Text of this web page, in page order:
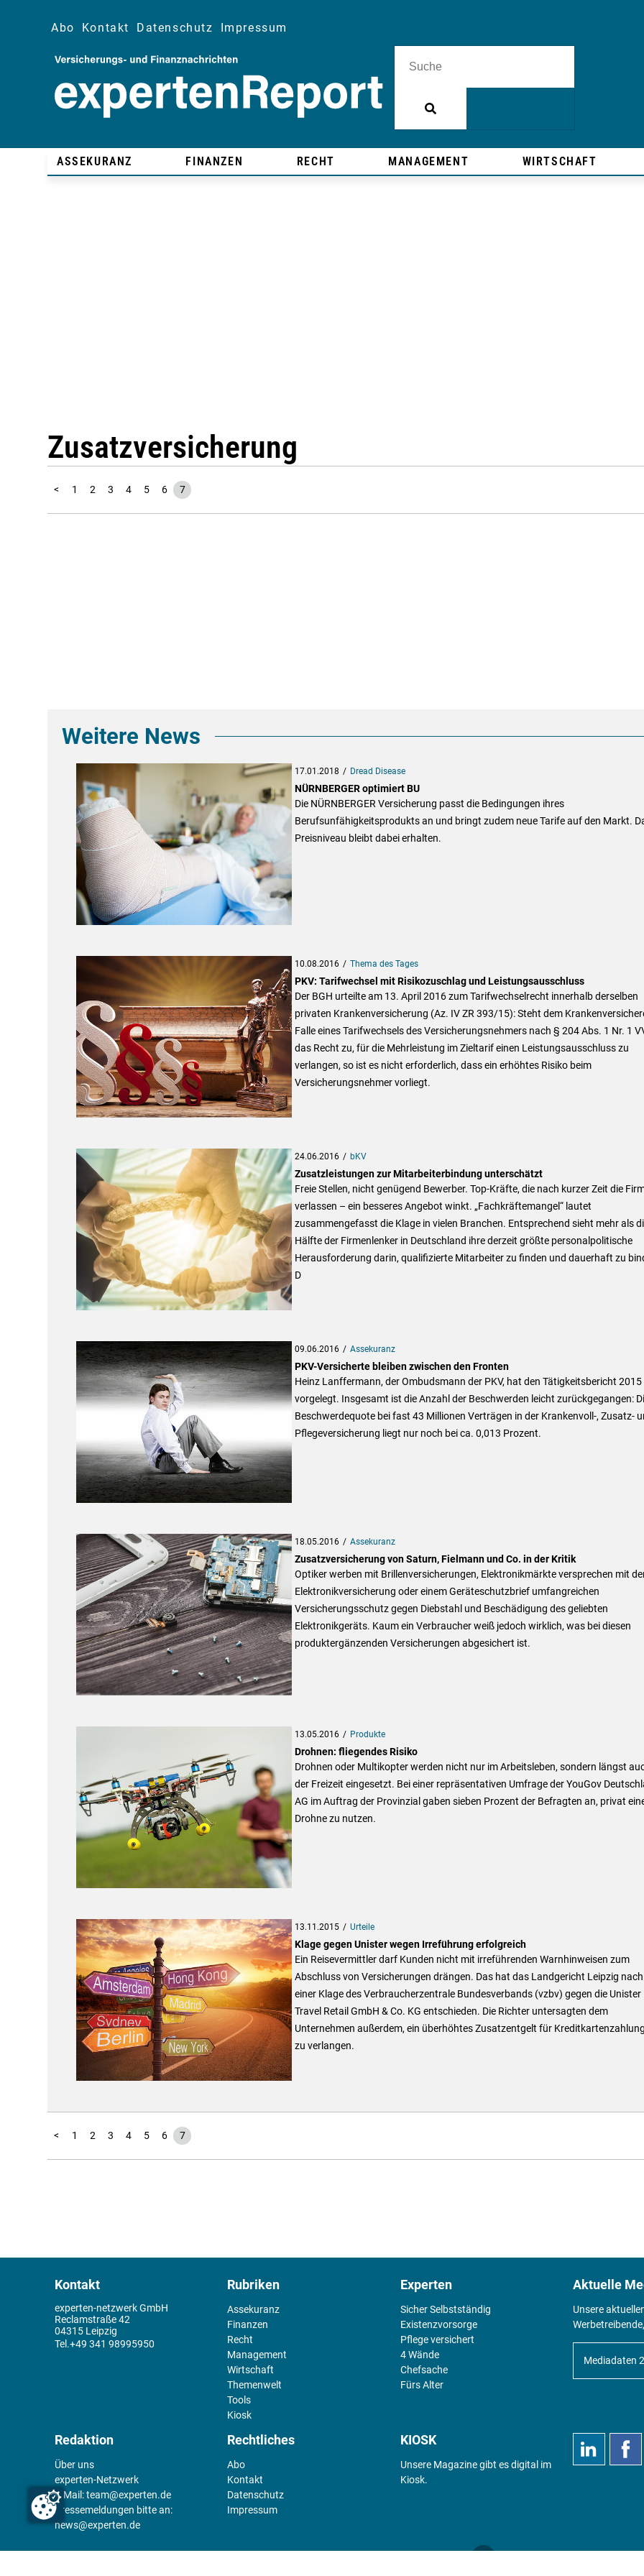
Abo Kontakt Datenschutz Impressum
ASSEKURANZ FINANZEN RECHT MANAGEMENT WIRTSCHAFT
Zusatzversicherung
< 1 2 3 4 5 6 7
Weitere News
17.01.2018 Dread Disease
NÜRNBERGER optimiert BU
Die NÜRNBERGER Versicherung passt die Bedingungen ihres
Berufsunfähigkeitsprodukts an und bringt zudem neue Tarife auf den Markt.
Preisniveau bleibt dabei erhalten.
10.08.2016 Thema des Tages
PKV: Tarifwechsel mit Risikozuschlag und Leistungsausschluss
Der BGH urteilte am 13. April 2016 zum Tarifwechselrecht innerhalb derselben
privaten Krankenversicherung (Az. IV ZR 393/15): Steht dem
Falle eines Tarifwechsels des Versicherungsnehmers nach § 204 Abs. 1 Nr. 1
das Recht zu, für die Mehrleistung im Zieltarif einen Leistungsausschluss zu
verlangen, so ist es nicht erforderlich, dass ein erhöhtes Risiko beim
Versicherungsnehmer vorliegt.
24.06.2016 bKV
Zusatzleistungen zur Mitarbeiterbindung unterschätzt
Freie Stellen, nicht genügend Bewerber. Top-Kräfte, die nach kurzer Zeit die
verlassen – ein besseres Angebot winkt. „Fachkräftemangel“ lautet
zusammengefasst die Klage in vielen Branchen. Entsprechend sieht mehr als
Hälfte der Firmenlenker in Deutschland ihre derzeit größte personalpolitische
Herausforderung darin, qualifizierte Mitarbeiter zu finden und dauerhaft zu
D
09.06.2016 Assekuranz
PKV-Versicherte bleiben zwischen den Fronten
Heinz Lanffermann, der Ombudsmann der PKV, hat den Tätigkeitsbericht 2015
vorgelegt. Insgesamt ist die Anzahl der Beschwerden leicht zurückgegangen:
Beschwerdequote bei fast 43 Millionen Verträgen in der Krankenvoll-, Zusatz-
Pflegeversicherung liegt nur noch bei ca. 0,013 Prozent.
18.05.2016 Assekuranz
Zusatzversicherung von Saturn, Fielmann und Co. in der Kritik
Optiker werben mit Brillenversicherungen, Elektronikmärkte versprechen mit
Elektronikversicherung oder einem Geräteschutzbrief umfangreichen
Versicherungsschutz gegen Diebstahl und Beschädigung des geliebten
Elektronikgeräts. Kaum ein Verbraucher weiß jedoch wirklich, was bei diesen
produktergänzenden Versicherungen abgesichert ist.
13.05.2016 Produkte
Drohnen: fliegendes Risiko
Drohnen oder Multikopter werden nicht nur im Arbeitsleben, sondern längst
der Freizeit eingesetzt. Bei einer repräsentativen Umfrage der YouGov
AG im Auftrag der Provinzial gaben sieben Prozent der Befragten an, privat
Drohne zu nutzen.
13.11.2015 Urteile
Klage gegen Unister wegen Irreführung erfolgreich
Ein Reisevermittler darf Kunden nicht mit irreführenden Warnhinweisen zum
Abschluss von Versicherungen drängen. Das hat das Landgericht Leipzig nach
einer Klage des Verbraucherzentrale Bundesverbands (vzbv) gegen die Unister
Travel Retail GmbH & Co. KG entschieden. Die Richter untersagten dem
Unternehmen außerdem, ein überhöhtes Zusatzentgelt für
zu verlangen.
< 1 2 3 4 5 6 7
Kontakt
experten-netzwerk GmbH
Reclamstraße 42
04315 Leipzig
+49 341 98995950
Rubriken
Assekuranz
Finanzen
Recht
Management
Wirtschaft
Themenwelt
Tools
Kiosk
Experten
Sicher Selbstständig
Existenz­vorsorge
Pflege versichert
4 Wände
Chefsache
Fürs Alter
Aktuelle
Unsere
Mediadaten
Redaktion
Über uns
experten-Netzwerk
E-Mail:team@experten.de
Pressemeldungen bitte an:
news@experten.de
Rechtliches
Abo
Kontakt
Datenschutz
Impressum
KIOSK
Unsere Magazine gibt es digital im
Kiosk.